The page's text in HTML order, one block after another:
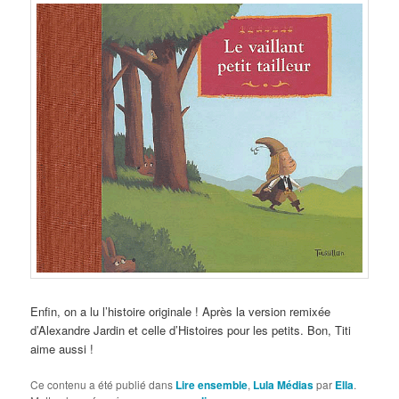
Enfin, on a lu l’histoire originale ! Après la version remixée
d’Alexandre Jardin et celle d’Histoires pour les petits. Bon, Titi
aime aussi !
Ce contenu a été publié dans Lire ensemble, Lula Médiaspar Ella.